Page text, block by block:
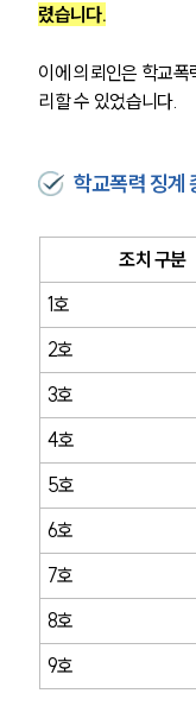
렸습니다.
이에 의뢰인은 학교
리할 수 있었습니다.
학교폭력 징계
조치 구분
1호
2호
3호
4호
5호
6호
7호
8호
9호